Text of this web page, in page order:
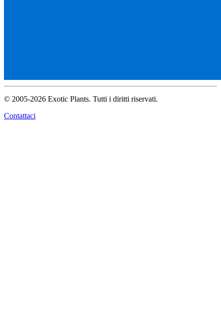
© 2005-2026 Exotic Plants. Tutti i diritti riservati.
Contattaci